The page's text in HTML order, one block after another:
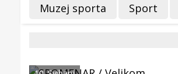
Muzej sporta
Sport